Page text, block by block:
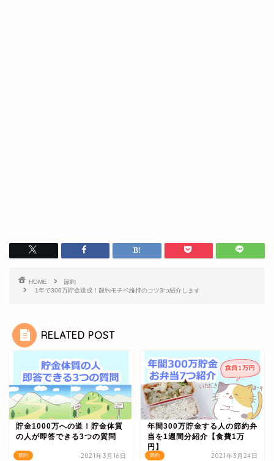
HOME
節約
1年で300万貯金達成！節約モチベ維持のコツ3つ紹介します
RELATED POST
節約
貯金1000万への道！貯金体質
の人が即答できる3つの質問
2021年3月16日 節約
年間300万貯金する人の節約弁
当を1週間分紹介【食費1万
円】
2021年3月24日